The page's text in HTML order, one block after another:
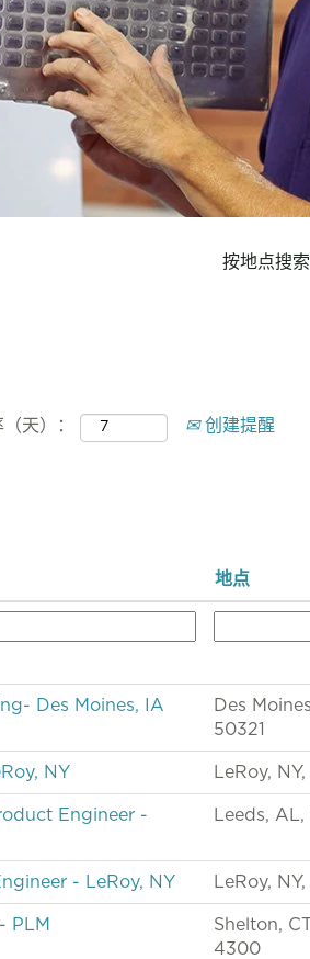
按地点搜索
天）： 创建提醒
地点
Des Moines, IA
Des
50321
NY LeRoy,
Engineer -
Leeds,
- LeRoy, NY LeRoy,
PLM
Shelton,
4300